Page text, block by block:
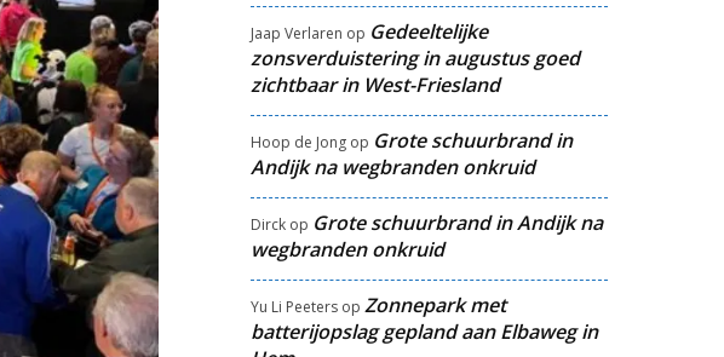
Jaap Verlaren op Gedeeltelijke
zonsverduistering in augustus goed
zichtbaar in West-Friesland
Hoop de Jongop Grote schuurbrand in
Andijk na wegbranden onkruid
Dirckop Grote schuurbrand in Andijk na
wegbranden onkruid
Yu Li Peetersop Zonnepark met
batterijopslag gepland aan Elbaweg in